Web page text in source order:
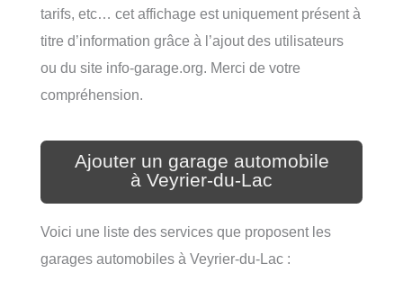
tarifs, etc… cet affichage est uniquement présent à
titre d’information grâce à l’ajout des utilisateurs
ou du site info-garage.org. Merci de votre
compréhension.
Ajouter un garage automobile
à Veyrier-du-Lac
Voici une liste des services que proposent les
garages automobiles à Veyrier-du-Lac :